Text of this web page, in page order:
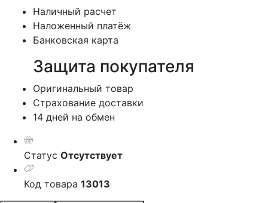
Наличный расчет
Наложенный платёж
Банковская карта
Защита покупателя
Оригинальный товар
Страхование доставки
14 дней на обмен
Статус Отсутствует
Код товара 13013